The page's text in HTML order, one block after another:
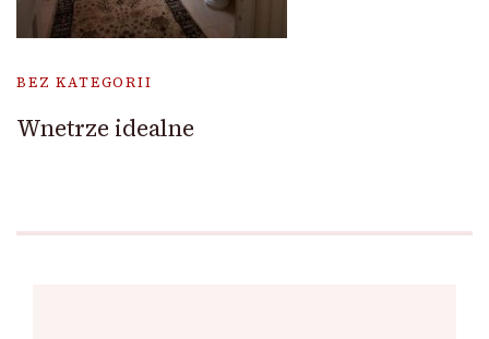
BEZ KATEGORII
Wnetrze idealne